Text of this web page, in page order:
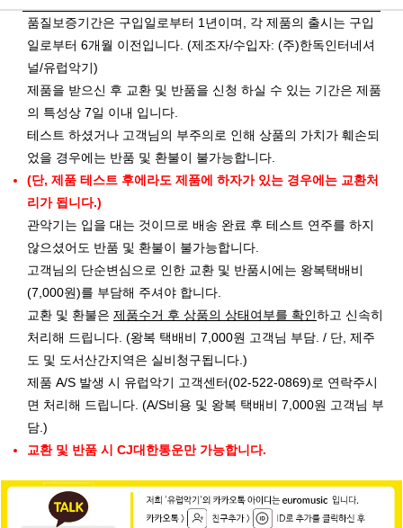
품질보증기간은 구입일로부터 1년이며, 각 제품의 출시는 구입
일로부터 6개월 이전입니다. (제조자/수입자: (주)한독인터네셔
널/유럽악기)
제품을 받으신 후 교환 및 반품을 신청 하실 수 있는 기간은 제품
의 특성상 7일 이내 입니다.
테스트 하셨거나 고객님의 부주의로 인해 상품의 가치가 훼손되
었을 경우에는 반품 및 환불이 불가능합니다.
(단, 제품 테스트 후에라도 제품에 하자가 있는 경우에는 교환처
리가 됩니다.)
관악기는 입을 대는 것이므로 배송 완료 후 테스트 연주를 하지
않으셨어도 반품 및 환불이 불가능합니다.
고객님의 단순변심으로 인한 교환 및 반품시에는 왕복택배비
(7,000원)를 부담해 주셔야 합니다.
교환 및 환불은 제품수거 후 상품의 상태여부를 확인하고 신속히
처리해 드립니다. (왕복 택배비 7,000원 고객님 부담. / 단, 제주
도 및 도서산간지역은 실비청구됩니다.)
제품 A/S 발생 시 유럽악기 고객센터(02-522-0869)로 연락주시
면 처리해 드립니다. (A/S비용 및 왕복 택배비 7,000원 고객님 부
담.)
교환 및 반품 시 CJ대한통운만 가능합니다.